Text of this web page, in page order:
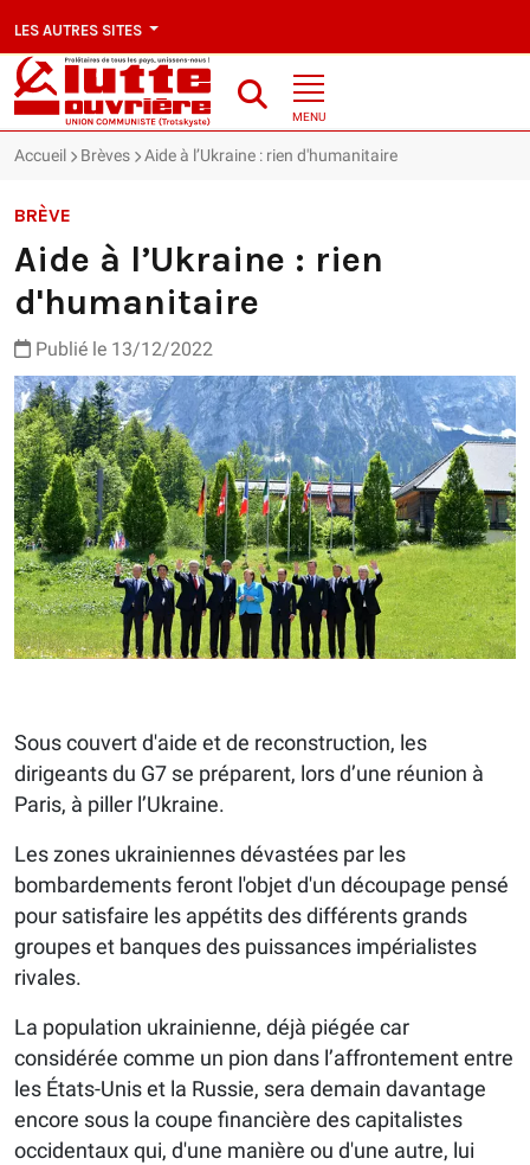
LES AUTRES SITES
MENU
Accueil Brèves Aide à l’Ukraine : rien d'humanitaire
BRÈVE
Aide à l’Ukraine : rien
d'humanitaire
Publié le 13/12/2022
Sous couvert d'aide et de reconstruction, les
dirigeants du G7 se préparent, lors d’une réunion à
Paris, à piller l’Ukraine.
Les zones ukrainiennes dévastées par les
bombardements feront l'objet d'un découpage pensé
pour satisfaire les appétits des différents grands
groupes et banques des puissances impérialistes
rivales.
La population ukrainienne, déjà piégée car
considérée comme un pion dans l’affrontement entre
les États-Unis et la Russie, sera demain davantage
encore sous la coupe financière des capitalistes
occidentaux qui, d'une manière ou d'une autre, lui